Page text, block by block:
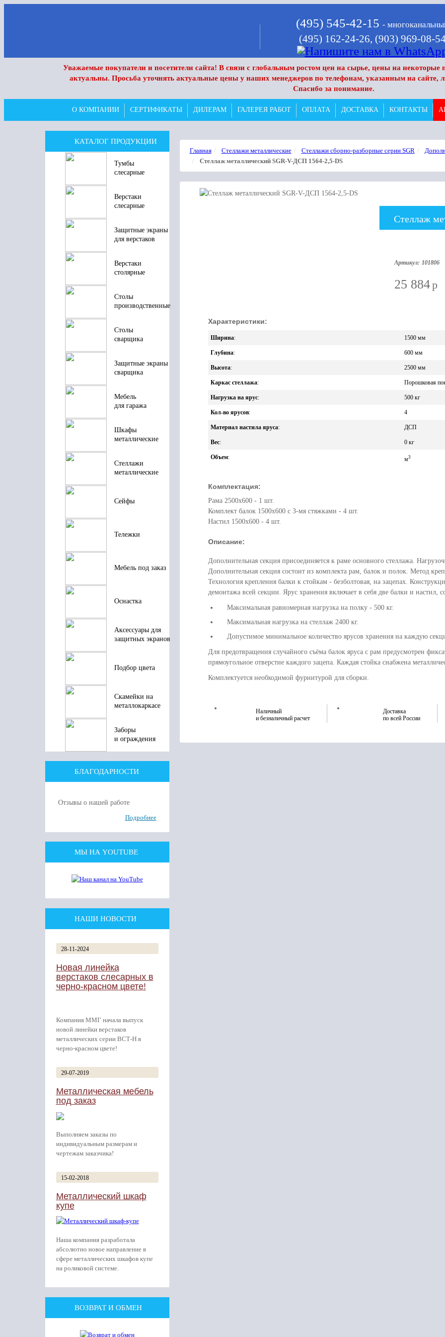
(495) 545-42-15 -
(495) 162-24-26, (903) 969-08-
Уважаемые покупатели и посетители сайта! В связи с глобальным ростом цен на сырье, цены на некоторые
актуальны. Просьба уточнять актуальные цены у наших менеджеров по телефонам, указанным на сайте,
Спасибо за понимание.
О КОМПАНИИ СЕРТИФИКАТЫ ДИЛЕРАМ ГАЛЕРЕЯ РАБОТ ОПЛАТА ДОСТАВКА КОНТАКТЫ
КАТАЛОГ ПРОДУКЦИИ
Тумбы
слесарные
Верстаки
слесарные
Защитные экраны
для верстаков
Верстаки
столярные
Столы
производственные
Столы
сварщика
Защитные экраны
сварщика
Мебель
для гаража
Шкафы
металлические
Стеллажи
металлические
Сейфы
Тележки
Мебель под заказ
Оснастка
Аксессуары для
защитных экранов
Подбор цвета
Скамейки на
металлокаркасе
Заборы
и ограждения
БЛАГОДАРНОСТИ
Отзывы о нашей работе
Подробнее
МЫ НА YOUTUBE
НАШИ НОВОСТИ
28-11-2024
Новая линейка
верстаков слесарных в
черно-красном цвете!
Компания ММГ начала выпуск
новой линейки верстаков
металлических серии ВСТ-Н в
черно-красном цвете!
29-07-2019
Металлическая мебель
под заказ
Выполняем заказы по
индивидуальным размерам и
чертежам заказчика!
15-02-2018
Металлический шкаф
купе
Наша компания разработала
абсолютно новое направление в
сфере металлических шкафов купе
на роликовой системе.
ВОЗВРАТ И ОБМЕН
Главная Стеллажи металлические Стеллажи сборно-разборные серии SGR
Стеллаж металлический SGR-V-ДСП 1564-2,5-DS
Стеллаж
Артикул: 101806
25 884p
Характеристики:
Ширина: 1500 мм
Глубина: 600 мм
Высота: 2500 мм
Каркас стеллажа: Порошковая
Нагрузка на ярус: 500 кг
Кол-во ярусов: 4
Материал настила яруса: ДСП
Вес: 0 кг
Объем: м3
Комплектация:
Рама 2500х600 - 1 шт.
Комплект балок 1500х600 с 3-мя стяжками - 4 шт.
Настил 1500х600 - 4 шт.
Описание:
Дополнительная секция присоединяется к раме основного стеллажа.
Дополнительная секция состоит из комплекта рам, балок и полок. Метод
Технология крепления балки к стойкам - безболтовая, на зацепах.
демонтажа всей секции. Ярус хранения включает в себя две балки и настил,
Максимальная равномерная нагрузка на полку - 500 кг.
Максимальная нагрузка на стеллаж 2400 кг.
Допустимое минимальное количество ярусов хранения на каждую
Для предотвращения случайного съёма балок яруса с рам предусмотрен
прямоугольное отверстие каждого зацепа. Каждая стойка снабжена
Комплектуется необходимой фурнитурой для сборки.
Наличный
и безналичный расчет
Доставка
по всей России